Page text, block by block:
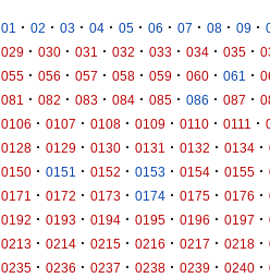
01 · 02 · 03 · 04 · 05 · 06 · 07 · 08 · 09 ·
029 · 030 · 031 · 032 · 033 · 034 · 035 ·
055 · 056 · 057 · 058 · 059 · 060 · 061 ·
081
· 082 · 083 · 084 · 085 · 086 · 087 ·
0106 · 0107 · 0108 · 0109 · 0110 · 0111 ·
0128 · 0129 · 0130 · 0131 · 0132 · 0134 ·
0150 · 0151 · 0152 · 0153 · 0154 · 0155 ·
0171
· 0172 · 0173 · 0174 · 0175 · 0176 ·
0192 · 0193 · 0194 · 0195 · 0196 · 0197 ·
0213 · 0214 · 0215 · 0216 · 0217 · 0218 ·
0235 · 0236 · 0237 · 0238 · 0239 · 0240 ·